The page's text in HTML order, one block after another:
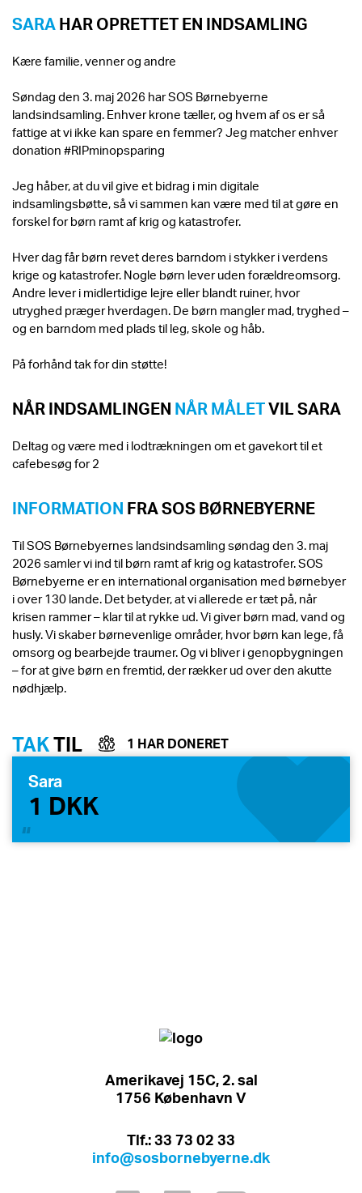
SARAHAR OPRETTET EN INDSAMLING
Kære familie, venner og andre
Søndag den 3. maj 2026 har SOS Børnebyerne
landsindsamling. Enhver krone tæller, og hvem af os er så
fattige at vi ikke kan spare en femmer? Jeg matcher enhver
donation #RIPminopsparing
Jeg håber, at du vil give et bidrag i min digitale
indsamlingsbøtte, så vi sammen kan være med til at gøre en
forskel for børn ramt af krig og katastrofer.
Hver dag får børn revet deres barndom i stykker i verdens
krige og katastrofer. Nogle børn lever uden forældreomsorg.
Andre lever i midlertidige lejre eller blandt ruiner, hvor
utryghed præger hverdagen. De børn mangler mad, tryghed –
og en barndom med plads til leg, skole og håb.
På forhånd tak for din støtte!
NÅR INDSAMLINGEN NÅR MÅLETVIL SARA
Deltag og være med i lodtrækningen om et gavekort til et
cafebesøg for 2
INFORMATION FRA SOS BØRNEBYERNE
Til SOS Børnebyernes landsindsamling søndag den 3. maj
2026 samler vi ind til børn ramt af krig og katastrofer. SOS
Børnebyerne er en international organisation med børnebyer
i over 130 lande. Det betyder, at vi allerede er tæt på, når
krisen rammer – klar til at rykke ud. Vi giver børn mad, vand og
husly. Vi skaber børnevenlige områder, hvor børn kan lege, få
omsorg og bearbejde traumer. Og vi bliver i genopbygningen
– for at give børn en fremtid, der rækker ud over den akutte
nødhjælp.
TAKTIL 1 HAR DONERET
Sara
1 DKK
Amerikavej 15C, 2. sal
1756 København V
Tlf.: 33 73 02 33
info@sosbornebyerne.dk